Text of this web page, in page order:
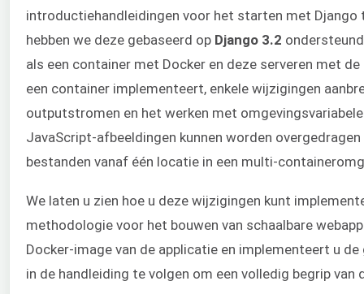
introductiehandleidingen voor het starten met Django
hebben we deze gebaseerd op Django 3.2
als een container met Docker en deze serveren met
een container implementeert, enkele wijzigingen
outputstromen en het werken met
JavaScript-afbeeldingen kunnen worden
bestanden vanaf één locatie in een multi-
We laten u zien hoe u deze wijzigingen kunt
methodologie voor het bouwen van schaalbare
Docker-image van de applicatie en implementeert u
in de handleiding te volgen om een volledig begrip van